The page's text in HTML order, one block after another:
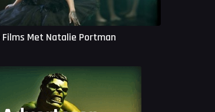
Films Met Natalie Portman